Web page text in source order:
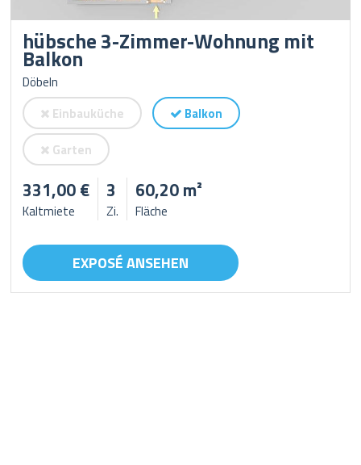
hübsche 3-Zimmer-Wohnung mit
Balkon
Döbeln
Einbauküche
Balkon
Garten
331,00 €
Kaltmiete
3
Zi.
60,20 m²
Fläche
EXPOSÉ ANSEHEN